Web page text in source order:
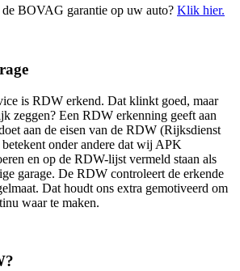
BOVAG garantie op uw auto? Klik hier.
is RDW erkend. Dat klinkt goed, maar
zeggen? Een RDW erkenning geeft aan
aan de eisen van de RDW (Rijksdienst
onder andere dat wij APK
en op de RDW-lijst vermeld staan als
garage. De RDW controleert de erkende
Dat houdt ons extra gemotiveerd om
waar te maken.